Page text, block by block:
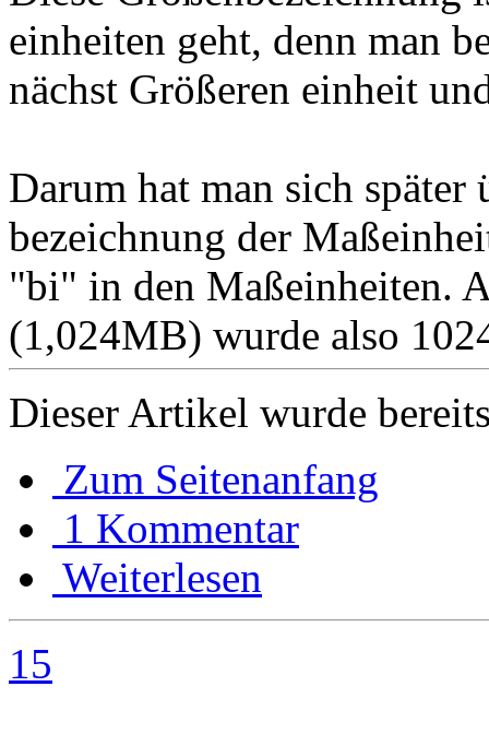
einheiten geht, denn man
nächst Größeren einheit
Darum hat man sich später
bezeichnung der
"bi" in den Maßeinheiten.
(1,024MB) wurde also
Dieser Artikel wurde
Zum Seitenanfang
1 Kommentar
Weiterlesen
15